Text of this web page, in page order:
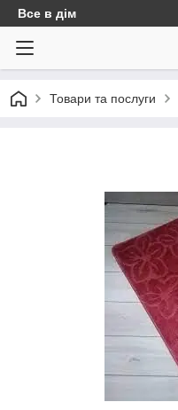
Все в дім
Товари та послуги